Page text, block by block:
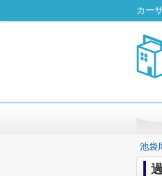
カー
池袋